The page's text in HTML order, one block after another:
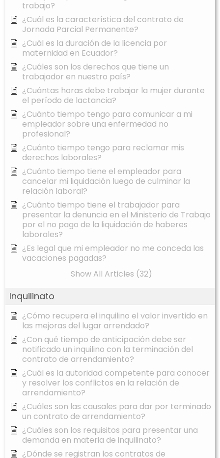
trabajo?
¿Cuál es la característica del contrato de
Jornada Parcial Permanente?
¿Cuál es la duración de la licencia por
maternidad en Ecuador?
¿Cuáles son los derechos que tiene un
trabajador en nuestro país?
¿Cuántas horas debe trabajar la mujer durante
el período de lactancia?
¿Cuánto tiempo tengo para comunicar a mi
empleador sobre una enfermedad no
profesional?
¿Cuánto tiempo tengo para reclamar mis
derechos laborales?
¿Cuánto tiempo tiene el empleador para
cancelar mi liquidación luego de culminar la
relación laboral?
¿Cuánto tiempo tiene el trabajador para
presentar la denuncia en el Ministerio de Trabajo
por el no pago de la liquidación de haberes
laborales?
¿Es legal que mi empleador no me conceda las
vacaciones pagadas?
Show All Articles (32)
Inquilinato
¿Cómo recupera el inquilino el valor invertido en
las mejoras del lugar arrendado?
¿Con qué tiempo de anticipación debe ser
notificado un inquilino con la terminación del
contrato de arrendamiento?
¿Cuál es la autoridad competente para conocer
y resolver los conflictos en la relación de
arrendamiento?
¿Cuáles son las causales para dar por terminado
un contrato de arrendamiento?
¿Cuáles son los requisitos para presentar una
demanda en materia de inquilinato?
¿Dónde se registran los contratos de